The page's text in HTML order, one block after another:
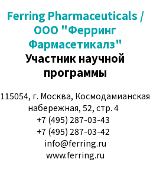
Ferring Pharmaceuticals /
ООО "Ферринг
Фармасетикалз"
Участник научной
программы
115054, г. Москва, Космодамианская
набережная, 52, стр. 4
+7 (495) 287-03-43
+7 (495) 287-03-42
info@ferring.ru
www.ferring.ru